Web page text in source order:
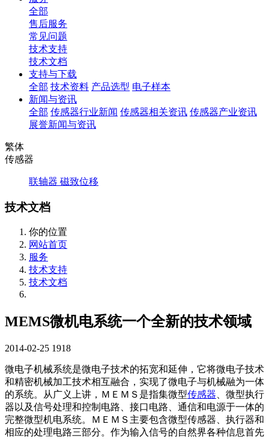
全部
售后服务
常见问题
技术支持
技术文档
支持与下载
全部 技术资料 产品选型 电子样本
新闻与资讯
全部 传感器行业新闻 传感器相关资讯 传感器产业资讯
展誉新闻与资讯
繁体
传感器
联轴器 磁致位移
技术文档
你的位置
网站首页
服务
技术支持
技术文档
MEMS微机电系统一个全新的技术领域
2014-02-25 1918
微电子机械系统是微电子技术的拓宽和延伸，它将微电子技术
和精密机械加工技术相互融合，实现了微电子与机械融为一体
的系统。从广义上讲，ＭＥＭＳ是指集微型传感器 、微型执行
器以及信号处理和控制电路、接口电路、通信和电源于一体的
完整微型机电系统。ＭＥＭＳ主要包含微型传感器、执行器和
相应的处理电路三部分。作为输入信号的自然界各种信息首先